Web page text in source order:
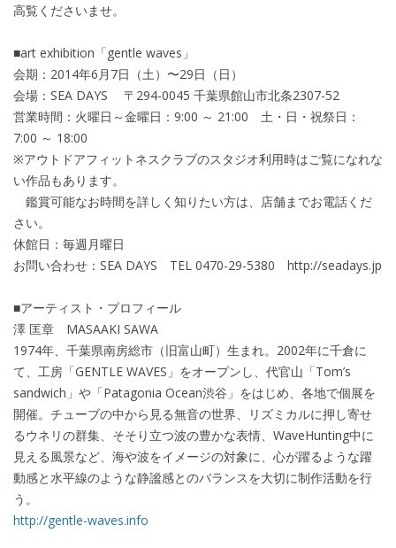
高覧くださいませ。
■art exhibition「gentle waves」
会期：2014年6月7日（土）〜29日（日）
会場：SEA DAYS 〒294-0045 千葉県館山市北条2307-52
営業時間：火曜日～金曜日：9:00 ～ 21:00 土・日・祝祭日：
7:00 ～ 18:00
※アウトドアフィットネスクラブのスタジオ利用時はご覧になれな
い作品もあります。
鑑賞可能なお時間を詳しく知りたい方は、店舗までお電話くだ
さい。
休館日：毎週月曜日
お問い合わせ：SEA DAYS TEL 0470-29-5380 http://seadays.jp
■アーティスト・プロフィール
澤 匡章 MASAAKI SAWA
1974年、千葉県南房総市（旧富山町）生まれ。2002年に千倉に
て、工房「GENTLE WAVES」をオープンし、代官山「Tom’s
sandwich」や「Patagonia Ocean渋谷」をはじめ、各地で個展を
開催。チューブの中から見る無音の世界、リズミカルに押し寄せ
るウネリの群集、そそり立つ波の豊かな表情、WaveHunting中に
見える風景など、海や波をイメージの対象に、心が躍るような躍
動感と水平線のような静謐感とのバランスを大切に制作活動を行
う。
http://gentle-waves.info